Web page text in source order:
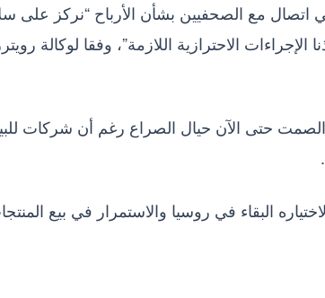
اتصال مع الصحفيين بشأن الأرباح “نركز على
الاحترازية اللازمة”، وفقا لوكالة
حتى الآن حيال الصراع رغم أن شركات
البقاء في روسيا والاستمرار في بيع